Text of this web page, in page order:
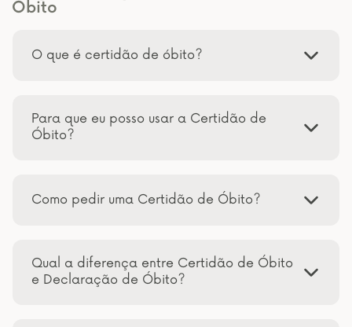
Óbito
O que é certidão de óbito?
Para que eu posso usar a Certidão de
Óbito?
Como pedir uma Certidão de Óbito?
Qual a diferença entre Certidão de Óbito
e Declaração de Óbito?